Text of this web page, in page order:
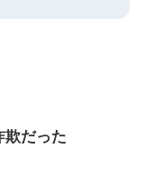
欺だった